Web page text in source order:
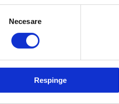
Necesare
Respinge